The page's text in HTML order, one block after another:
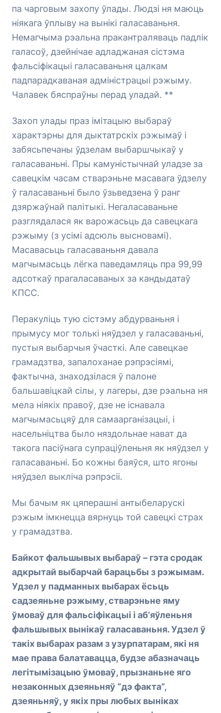
па чарговым захопу ўлады. Людзі ня маюць
ніякага ўплыву на вынікі галасаваньня.
Немагчыма рэальна пракантраляваць падлік
галасоў, дзейнічае адладжаная сістэма
фальсіфікацыі галасаваньня цалкам
падпарадкаваная адміністрацыі рэжыму.
Чалавек бяспраўны перад уладай. **
Захоп улады праз імітацыю выбараў
характэрны для дыктатрскіх рэжымаў і
забясьпечаны ўдзелам выбаршчыкаў у
галасаваньні. Пры камуністычнай уладзе за
савецкім часам стварэньне масавага ўдзелу
ў галасаваньні было ўзьведзена ў ранг
дзяржаўнай палітыкі. Негаласаваньне
разглядалася як варожасьць да савецкага
рэжыму (з усімі адсюль высновамі).
Масавасьць галасаваньня давала
магчымасьць лёгка паведамляць пра 99,99
адсоткаў прагаласаваных за кандыдатаў
КПСС.
Перакуліць тую сістэму абдурваньня і
прымусу мог толькі няўдзел у галасаваньні,
пустыя выбарчыя ўчасткі. Але савецкае
грамадзтва, запалоханае рэпрэсіямі,
фактычна, знаходзілася ў палоне
бальшавіцкай сілы, у лагеры, дзе рэальна ня
мела ніякіх правоў, дзе не існавала
магчымасьцяў для самаарганізацыі, і
насельніцтва было няздольнае нават да
такога пасіўнага супраціўленьня як няўдзел у
галасаваньні. Бо кожны баяўся, што ягоны
няўдзел выкліча рэпрэсіі.
Мы бачым як цяперашні антыбеларускі
рэжым імкнецца вярнуць той савецкі страх
у грамадзтва.
Байкот фальшывых выбараў – гэта сродак
адкрытай выбарчай барацьбы з рэжымам.
Удзел у падманных выбарах ёсьць
садзеяньне рэжыму, стварэньне яму
ўмоваў для фальсіфікацыі і аб’яўленьня
фальшывых вынікаў галасаваньня. Удзел ў
такіх выбарах разам з узурпатарам, які ня
мае права балатавацца, будзе абазначаць
легітымізацыю ўмоваў, прызнаньне яго
незаконных дзеяньняў “дэ факта”,
дзеяньняў, у якіх пры любых выніках